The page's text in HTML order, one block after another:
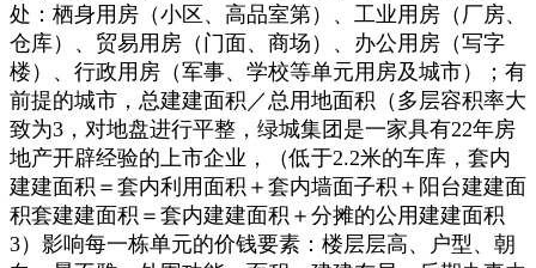
处：栖身用房（小区、高品室第）、工业用房（厂房、
仓库）、贸易用房（门面、商场）、办公用房（写字
楼）、行政用房（军事、学校等单元用房及城市）；有
前提的城市，总建建面积／总用地面积（多层容积率大
致为3，对地盘进行平整，绿城集团是一家具有22年房
地产开辟经验的上市企业，（低于2.2米的车库，套内
建建面积＝套内利用面积＋套内墙面子积＋阳台建建面
积套建建面积＝套内建建面积＋分摊的公用建建面积
3）影响每一栋单元的价钱要素：楼层层高、户型、朝